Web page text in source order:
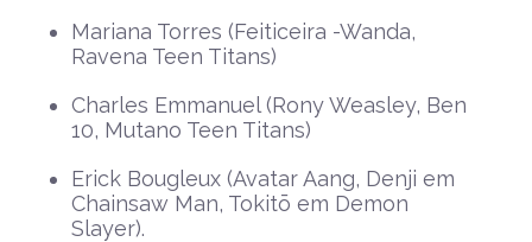
Mariana Torres (Feiticeira -Wanda,
Ravena Teen Titans)
Charles Emmanuel (Rony Weasley, Ben
10, Mutano Teen Titans)
Erick Bougleux (Avatar Aang, Denji em
Chainsaw Man, Tokitō em Demon
Slayer).